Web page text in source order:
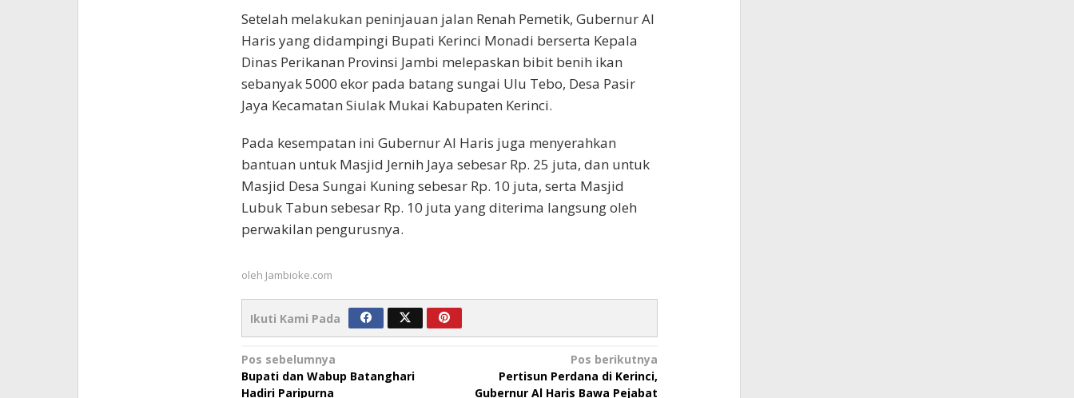
Setelah melakukan peninjauan jalan Renah Pemetik, Gubernur Al
Haris yang didampingi Bupati Kerinci Monadi berserta Kepala
Dinas Perikanan Provinsi Jambi melepaskan bibit benih ikan
sebanyak 5000 ekor pada batang sungai Ulu Tebo, Desa Pasir
Jaya Kecamatan Siulak Mukai Kabupaten Kerinci.
Pada kesempatan ini Gubernur Al Haris juga menyerahkan
bantuan untuk Masjid Jernih Jaya sebesar Rp. 25 juta, dan untuk
Masjid Desa Sungai Kuning sebesar Rp. 10 juta, serta Masjid
Lubuk Tabun sebesar Rp. 10 juta yang diterima langsung oleh
perwakilan pengurusnya.
oleh Jambioke.com
Ikuti Kami Pada
Navigasi
pos
Pos sebelumnya
Bupati dan Wabup Batanghari
Hadiri Paripurna
Pos berikutnya
Pertisun Perdana di Kerinci,
Gubernur Al Haris Bawa Pejabat